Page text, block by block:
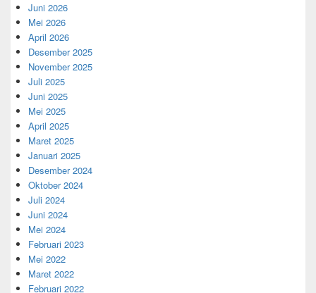
Juni 2026
Mei 2026
April 2026
Desember 2025
November 2025
Juli 2025
Juni 2025
Mei 2025
April 2025
Maret 2025
Januari 2025
Desember 2024
Oktober 2024
Juli 2024
Juni 2024
Mei 2024
Februari 2023
Mei 2022
Maret 2022
Februari 2022